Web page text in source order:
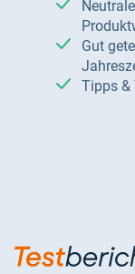
Neutrale Ratgeber – hilfreich für Ihre
Gut getestete Produkte – passend zur
Tipps